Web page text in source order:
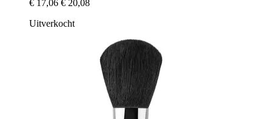
€ 17,06 € 20,08
Uitverkocht